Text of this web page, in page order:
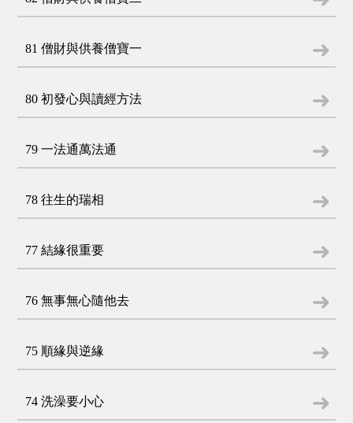
81 僧財與供養僧寶一
80 初發心與讀經方法
79 一法通萬法通
78 往生的瑞相
77 結緣很重要
76 無事無心隨他去
75 順緣與逆緣
74 洗澡要小心